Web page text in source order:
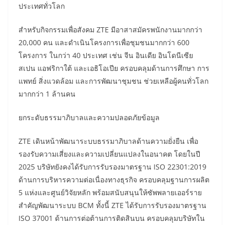
ประเทศทั่วโลก
สำหรับกิจกรรมเพื่อสังคม ZTE มีอาสาสมัครพนักงานมากกว่า
20,000 คน และดำเนินโครงการเพื่อชุมชนมากกว่า 600
โครงการ ในกว่า 40 ประเทศ เช่น จีน อินเดีย อินโดนีเซีย
สเปน แอฟริกาใต้ และเอธิโอเปีย ครอบคลุมด้านการศึกษา การ
แพทย์ สิ่งแวดล้อม และการพัฒนาชุมชน ช่วยเหลือผู้คนทั่วโลก
มากกว่า 1 ล้านคน
ยกระดับธรรมาภิบาลและความปลอดภัยข้อมูล
ZTE เดินหน้าพัฒนาระบบธรรมาภิบาลด้านความยั่งยืน เพื่อ
รองรับความเสี่ยงและความเปลี่ยนแปลงในอนาคต โดยในปี
2025 บริษัทยังคงได้รับการรับรองมาตรฐาน ISO 22301:2019
ด้านการบริหารความต่อเนื่องทางธุรกิจ ครอบคลุมฐานการผลิต
5 แห่งและศูนย์วิจัยหลัก พร้อมสนับสนุนให้ซัพพลายเออร์ราย
สำคัญพัฒนาระบบ BCM ทั้งนี้ ZTE ได้รับการรับรองมาตรฐาน
ISO 37001 ด้านการต่อต้านการติดสินบน ครอบคลุมบริษัทใน